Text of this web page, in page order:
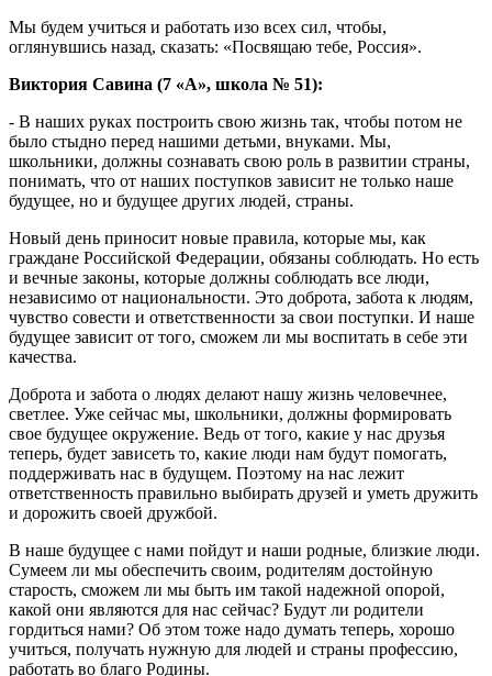
Мы будем учиться и работать изо всех сил, чтобы,
оглянувшись назад, сказать: «Посвящаю тебе, Россия».
Виктория Савина (7 «А», школа № 51):
- В наших руках построить свою жизнь так, чтобы потом не
было стыдно перед нашими детьми, внуками. Мы,
школьники, должны сознавать свою роль в развитии страны,
понимать, что от наших поступков зависит не только наше
будущее, но и будущее других людей, страны.
Новый день приносит новые правила, которые мы, как
граждане Российской Федерации, обязаны соблюдать. Но есть
и вечные законы, которые должны соблюдать все люди,
независимо от национальности. Это доброта, забота к людям,
чувство совести и ответственности за свои поступки. И наше
будущее зависит от того, сможем ли мы воспитать в себе эти
качества.
Доброта и забота о людях делают нашу жизнь человечнее,
светлее. Уже сейчас мы, школьники, должны формировать
свое будущее окружение. Ведь от того, какие у нас друзья
теперь, будет зависеть то, какие люди нам будут помогать,
поддерживать нас в будущем. Поэтому на нас лежит
ответственность правильно выбирать друзей и уметь дружить
и дорожить своей дружбой.
В наше будущее с нами пойдут и наши родные, близкие люди.
Сумеем ли мы обеспечить своим, родителям достойную
старость, сможем ли мы быть им такой надежной опорой,
какой они являются для нас сейчас? Будут ли родители
гордиться нами? Об этом тоже надо думать теперь, хорошо
учиться, получать нужную для людей и страны профессию,
работать во благо Родины.